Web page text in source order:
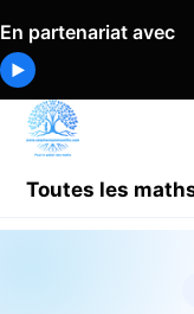
En partenariat avec
▶
Toutes les